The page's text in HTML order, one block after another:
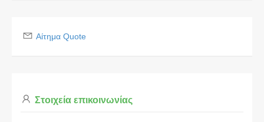
Αίτημα Quote
Στοιχεία επικοινωνίας